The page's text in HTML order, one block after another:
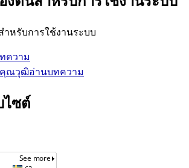
ำหรับการใช้งานระบบ
ความ
คุณวุฒิอ่านบทความ
ไซต์